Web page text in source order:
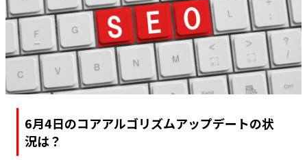
6月4日のコアアルゴリズムアップデートの状
況は？